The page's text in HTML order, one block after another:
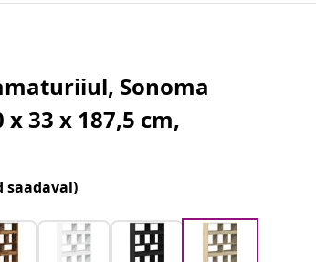
Sonoma
33 x 187,5 cm,
saadaval)